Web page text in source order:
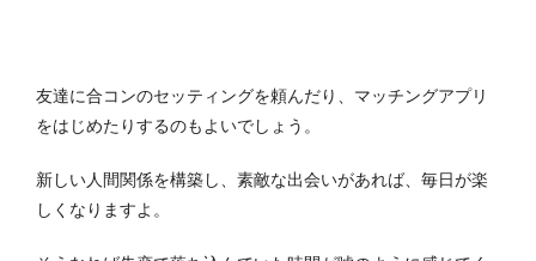
友達に合コンのセッティングを頼んだり、マッチングアプリ
をはじめたりするのもよいでしょう。
新しい人間関係を構築し、素敵な出会いがあれば、毎日が楽
しくなりますよ。